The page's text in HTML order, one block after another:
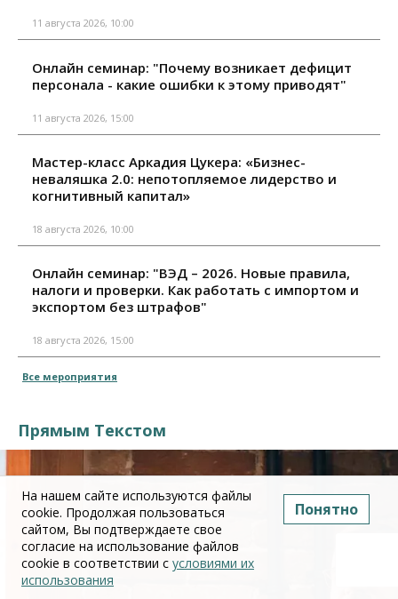
11 августа 2026, 10:00
Онлайн семинар: "Почему возникает дефицит
персонала - какие ошибки к этому приводят"
11 августа 2026, 15:00
Мастер-класс Аркадия Цукера: «Бизнес-
неваляшка 2.0: непотопляемое лидерство и
когнитивный капитал»
18 августа 2026, 10:00
Онлайн семинар: "ВЭД – 2026. Новые правила,
налоги и проверки. Как работать с импортом и
экспортом без штрафов"
18 августа 2026, 15:00
Все мероприятия
Прямым Текстом
На нашем сайте используются файлы
cookie. Продолжая пользоваться
сайтом, Вы подтверждаете свое
согласие на использование файлов
cookie в соответствии с условиями их
использования
Понятно